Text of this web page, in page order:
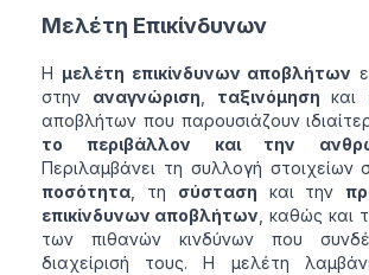
Μελέτη Επικίνδυνων
Η μελέτη επικίνδυνων αποβλήτων
στην αναγνώριση ταξινόμηση και
αποβλήτων που παρουσιάζουν
το περιβάλλον και την
Περιλαμβάνει τη συλλογή στοιχείων
ποσότητα, τη σύσταση και την
επικίνδυνων αποβλήτων , καθώς και
των πιθανών κινδύνων που
διαχείρισή τους. Η μελέτη